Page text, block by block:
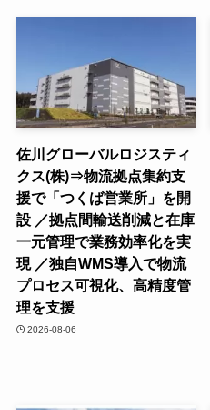
佐川グローバルロジスティ
クス(株)⇒物流拠点集約支
援で「つくば営業所」を開
設 ／拠点間輸送削減と在庫
一元管理で業務効率化を実
現 ／独自WMS導入で物流
プロセス可視化、高精度管
理を支援
2026-08-06